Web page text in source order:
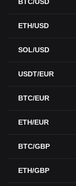
ETH/USD
SOL/USD
USDT/EUR
BTC/EUR
ETH/EUR
BTC/GBP
ETH/GBP